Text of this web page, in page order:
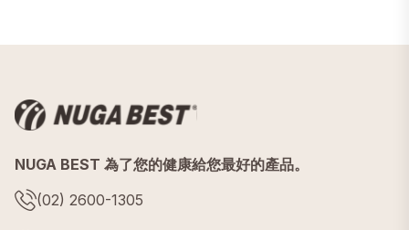
NUGA BEST 為了您的健康給您最好的產品。
(02) 2600-1305